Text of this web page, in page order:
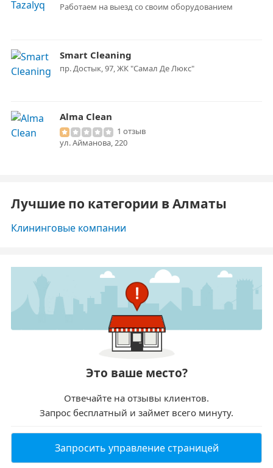
Работаем на выезд со своим оборудованием
Smart Cleaning
​пр. Достык, 97​, ЖК "Самал Де Люкс"
Alma Clean
1 отзыв
ул. ​Айманова, 220
Лучшие по категории в Алматы
Клининговые компании
Это ваше место?
Отвечайте на отзывы клиентов.
Запрос бесплатный и займет всего минуту.
Запросить управление страницей